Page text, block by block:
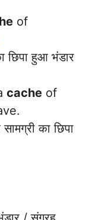
of
छिपा हुआ भंडार
cacheof
का छिपा